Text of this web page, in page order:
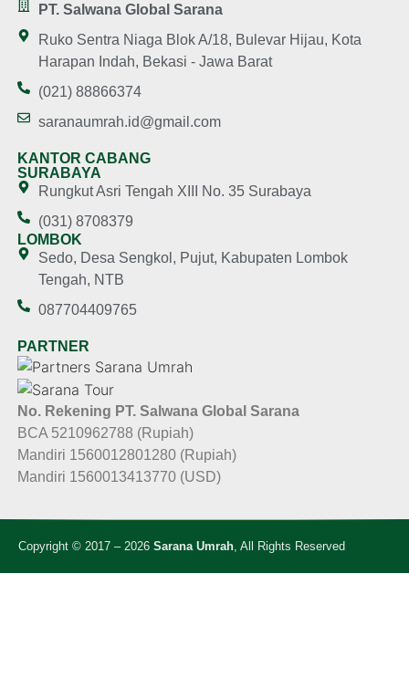
PT. Salwana Global Sarana
Ruko Sentra Niaga Blok A/18, Bulevar Hijau, Kota
Harapan Indah, Bekasi - Jawa Barat
(021) 88866374
saranaumrah.id@gmail.com
KANTOR CABANG
SURABAYA
Rungkut Asri Tengah XIII No. 35 Surabaya
(031) 8708379
LOMBOK
Sedo, Desa Sengkol, Pujut, Kabupaten Lombok
Tengah, NTB
087704409765
PARTNER
No. Rekening PT. Salwana Global Sarana
BCA 5210962788 (Rupiah)
Mandiri 1560012801280 (Rupiah)
Mandiri 1560013413770 (USD)
Copyright © 2017 – 2026 Sarana Umrah , All Rights Reserved